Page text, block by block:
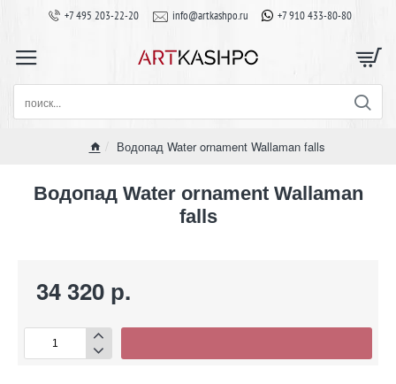
+7 495 203-22-20 info@artkashpo.ru +7 910 433-80-80
поиск...
Водопад Water ornament Wallaman falls
Водопад Water ornament Wallaman
falls
34 320 р.